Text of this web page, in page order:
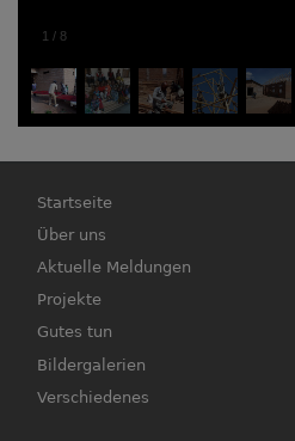
1 / 8
Hauptnavigation
Startseite
Über uns
Aktuelle Meldungen
Projekte
Gutes tun
Bildergalerien
Verschiedenes